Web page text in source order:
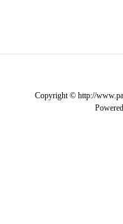
Copyright © http://